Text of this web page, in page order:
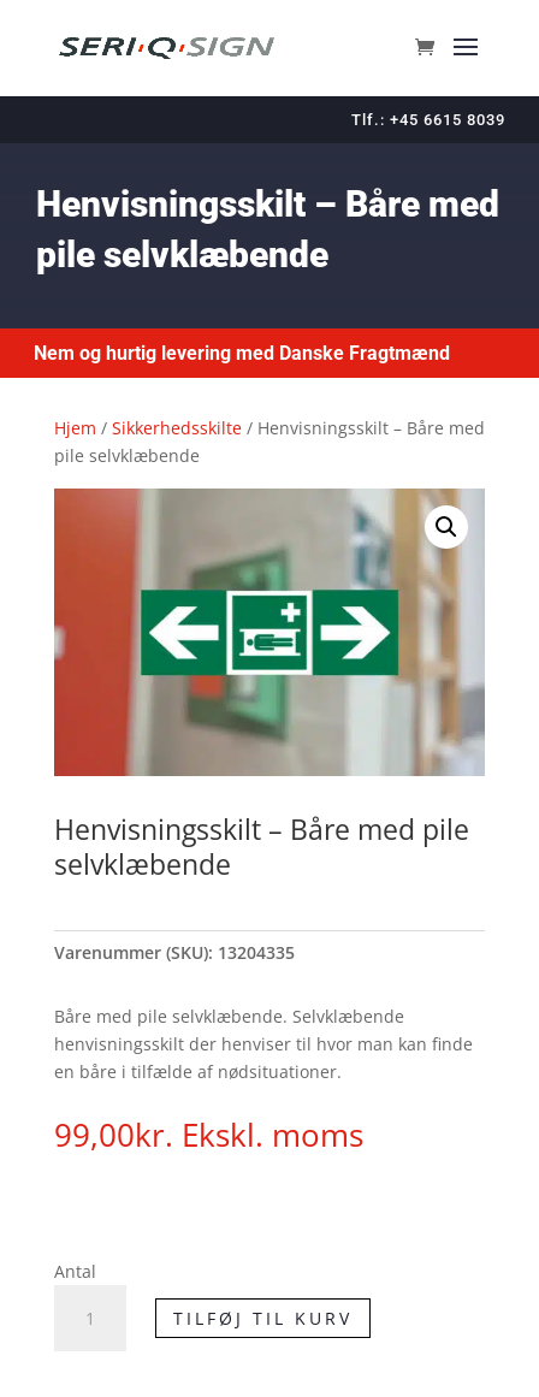
Tlf.: +45 6615 8039
Henvisningsskilt – Båre med
pile selvklæbende
Nem og hurtig levering med Danske Fragtmænd
Hjem / Sikkerhedsskilte/ Henvisningsskilt – Båre med
pile selvklæbende
Henvisningsskilt – Båre med pile
selvklæbende
Varenummer (SKU): 13204335
Båre med pile selvklæbende. Selvklæbende
henvisningsskilt der henviser til hvor man kan finde
en båre i tilfælde af nødsituationer.
99,00kr. Ekskl. moms
Antal
Henvisningsskilt
TILFØJ TIL KURV